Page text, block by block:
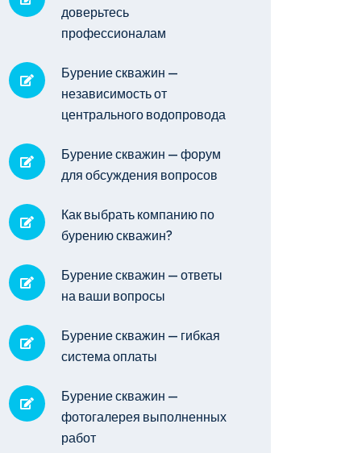
доверьтесь
профессионалам
Бурение скважин —
независимость от
центрального водопровода
Бурение скважин — форум
для обсуждения вопросов
Как выбрать компанию по
бурению скважин?
Бурение скважин — ответы
на ваши вопросы
Бурение скважин — гибкая
система оплаты
Бурение скважин —
фотогалерея выполненных
работ